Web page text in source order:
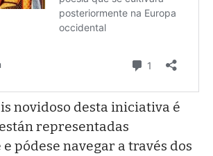
novidoso desta iniciativa é
representadas
pódese navegar a través dos